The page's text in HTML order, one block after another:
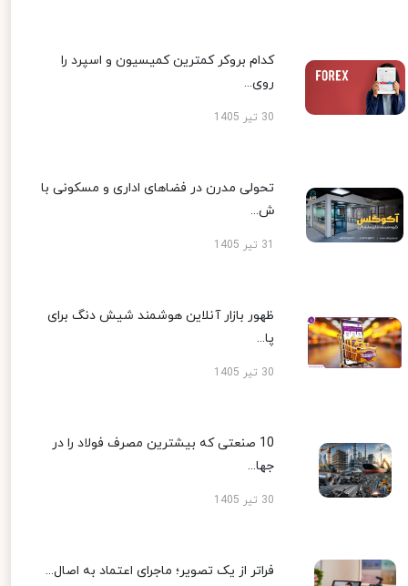
کدام بروکر کمترین کمیسیون و اسپرد را
روی...
30 تیر 1405
تحولی مدرن در فضاهای اداری و مسکونی با
ش...
ظهور بازار آنلاین هوشمند شیش دنگ برای
پا...
30 تیر 1405
10 صنعتی که بیشترین مصرف فولاد را در
جها...
30 تیر 1405
فراتر از یک تصویر؛ ماجرای اعتماد به اصال...